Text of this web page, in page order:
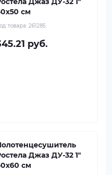
см
товара: 261285
руб.
Джаз ДУ-32 1"
см